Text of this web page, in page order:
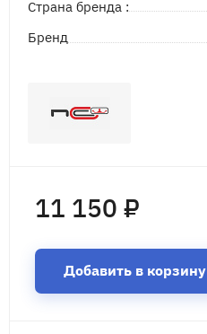
Страна бренда :
Бренд
11 150 ₽
Добавить в корзину